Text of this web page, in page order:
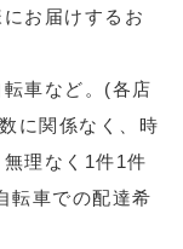
お届けするお
車など。(各店
に関係なく、時
理なく1件1件
転車での配達希